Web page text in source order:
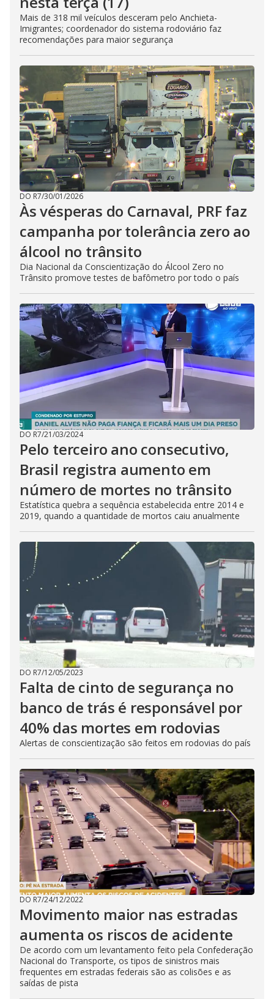
Mais de 318 mil veículos desceram pelo Anchieta-
Imigrantes; coordenador do sistema rodoviário faz
recomendações para maior segurança
DO R7/30/01/2026
Às vésperas do Carnaval, PRF faz
campanha por tolerância zero ao
álcool no trânsito
Dia Nacional da Conscientização do Álcool Zero no
Trânsito promove testes de bafômetro por todo o país
DO R7/21/03/2024
Pelo terceiro ano consecutivo,
Brasil registra aumento em
número de mortes no trânsito
Estatística quebra a sequência estabelecida entre 2014 e
2019, quando a quantidade de mortos caiu anualmente
DO R7/12/05/2023
Falta de cinto de segurança no
banco de trás é responsável por
40% das mortes em rodovias
Alertas de conscientização são feitos em rodovias do país
DO R7/24/12/2022
Movimento maior nas estradas
aumenta os riscos de acidente
De acordo com um levantamento feito pela Confederação
Nacional do Transporte, os tipos de sinistros mais
frequentes em estradas federais são as colisões e as
saídas de pista